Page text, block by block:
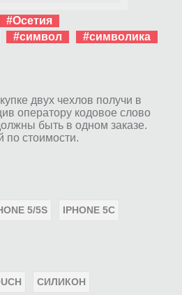
#Осетия
#символ
#символика
двух чехлов получи в
оператору кодовое слово
быть в одном заказе.
по стоимости.
5/5S IPHONE 5C
СИЛИКОН